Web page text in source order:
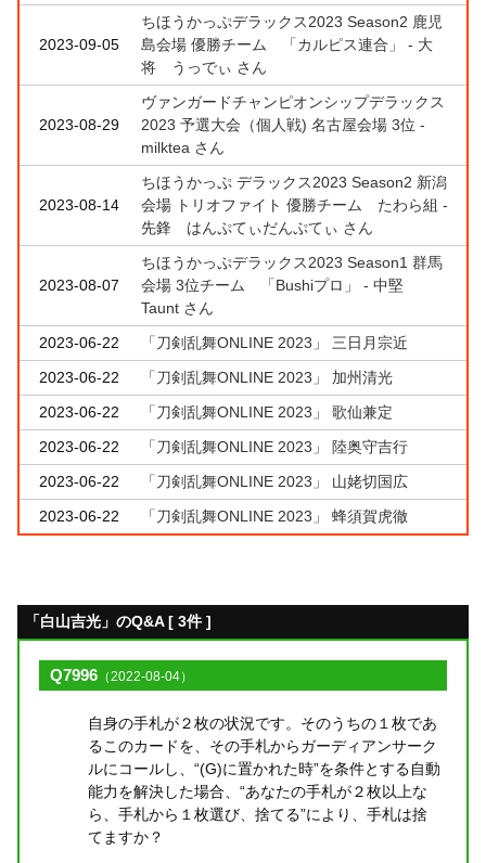
2023-09-05
ちほうかっぷデラックス2023 Season2 鹿児
島会場 優勝チーム 「カルピス連合」 - 大
将 うっでぃ さん
2023-08-29
ヴァンガードチャンピオンシップデラックス
2023 予選大会（個人戦) 名古屋会場 3位 -
milktea さん
2023-08-14
ちほうかっぷ デラックス2023 Season2 新潟
会場 トリオファイト 優勝チーム たわら組 -
先鋒 はんぷてぃだんぷてぃ さん
2023-08-07
ちほうかっぷデラックス2023 Season1 群馬
会場 3位チーム 「Bushiプロ」 - 中堅
Taunt さん
2023-06-22
「刀剣乱舞ONLINE 2023」 三日月宗近
2023-06-22
「刀剣乱舞ONLINE 2023」 加州清光
2023-06-22
「刀剣乱舞ONLINE 2023」 歌仙兼定
2023-06-22
「刀剣乱舞ONLINE 2023」 陸奥守吉行
2023-06-22
「刀剣乱舞ONLINE 2023」 山姥切国広
2023-06-22
「刀剣乱舞ONLINE 2023」 蜂須賀虎徹
「白山吉光」のQ&A [ 3件 ]
Q7996 （2022-08-04）
自身の手札が２枚の状況です。そのうちの１枚であ
るこのカードを、その手札からガーディアンサーク
ルにコールし、“(G)に置かれた時”を条件とする自動
能力を解決した場合、“あなたの手札が２枚以上な
ら、手札から１枚選び、捨てる”により、手札は捨
てますか？